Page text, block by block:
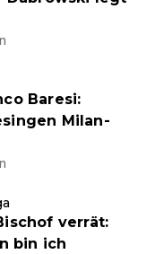
Baresi:
Milan-
verrät:
bin ich